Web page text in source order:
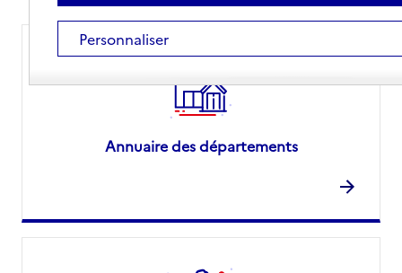
Annuaire des départements
Personnaliser